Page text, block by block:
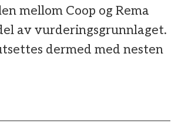
mellom Coop og Rema
av vurderingsgrunnlaget.
dermed med nesten